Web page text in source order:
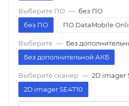
Выберите ПО — без ПО
без ПО
ПО DataMobile
Выберите — Без
Без дополнительной АКБ
Выберите сканер — 2D imager
2D imager SE4710